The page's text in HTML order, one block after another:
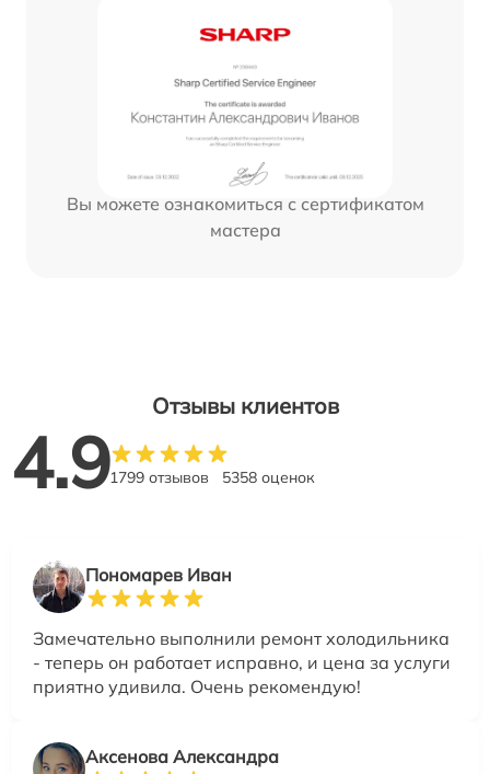
Вы можете ознакомиться с сертификатом
мастера
Отзывы клиентов
4.91799 отзывов 5358 оценок
Пономарев Иван
Замечательно выполнили ремонт холодильника
- теперь он работает исправно, и цена за услуги
приятно удивила. Очень рекомендую!
Аксенова Александра